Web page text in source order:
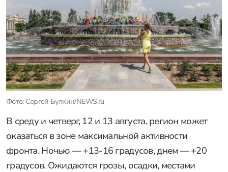
Фото: Сергей Булкин/NEWS.ru
В среду и четверг, 12 и 13 августа, регион может
оказаться в зоне максимальной активности
фронта. Ночью — +13-16 градусов, днем — +20
градусов. Ожидаются грозы, осадки, местами